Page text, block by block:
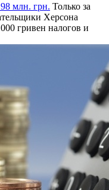
млн. грн. Только за
Херсона
гривен налогов и